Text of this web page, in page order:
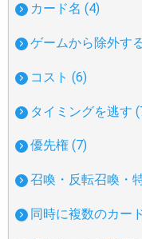
カード名 (4)
ゲームから除外す
コスト (6)
タイミングを逃す
優先権 (7)
召喚・反転召喚・
同時に複数のカー